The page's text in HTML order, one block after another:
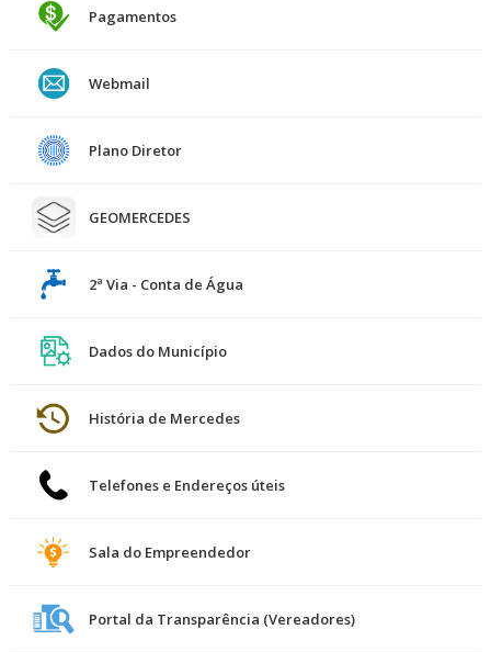
Pagamentos
Webmail
Plano Diretor
GEOMERCEDES
2ª Via - Conta de Água
Dados do Município
História de Mercedes
Telefones e Endereços úteis
Sala do Empreendedor
Portal da Transparência (Vereadores)